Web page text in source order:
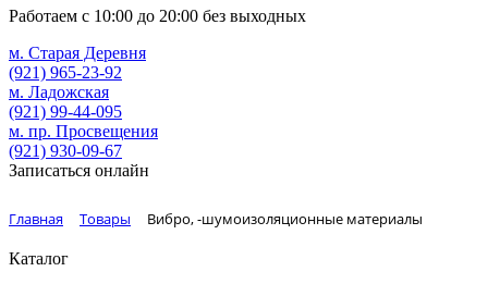
Работаем с 10:00 до 20:00 без выходных
м. Старая Деревня
(921) 965-23-92
м. Ладожская
(921) 99-44-095
м. пр. Просвещения
(921) 930-09-67
Записаться онлайн
Главная Товары Вибро, -шумоизоляционные материалы
Каталог